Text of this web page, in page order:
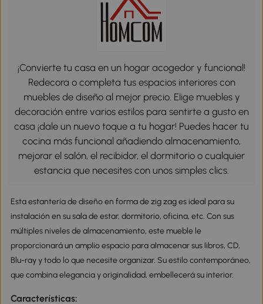
¡Convierte tu casa en un hogar acogedor y funcional!
Redecora o completa tus espacios interiores con
muebles de diseño al mejor precio. Elige muebles y
decoración entre varios estilos para sentirte a gusto en
casa ¡dale un nuevo toque a tu hogar! Puedes hacer tu
cocina más funcional añadiendo almacenamiento,
mejorar el salón, el recibidor, el dormitorio o cualquier
estancia que necesites con unos simples clics.
Esta estantería de diseño en forma de zig zag es ideal para su
instalación en su sala de estar, dormitorio, oficina, etc. Con sus
múltiples niveles de almacenamiento, este mueble le
proporcionará un amplio espacio para almacenar sus libros, CD,
Blu-ray y todo lo que necesite organizar. Su estilo contemporáneo,
que combina elegancia y originalidad, embellecerá su interior.
Características: